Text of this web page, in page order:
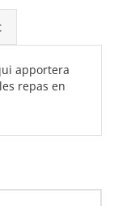
apportera
repas en